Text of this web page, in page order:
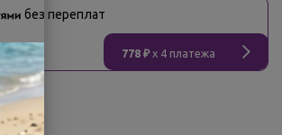
без переплат
778 ₽x 4 платежа